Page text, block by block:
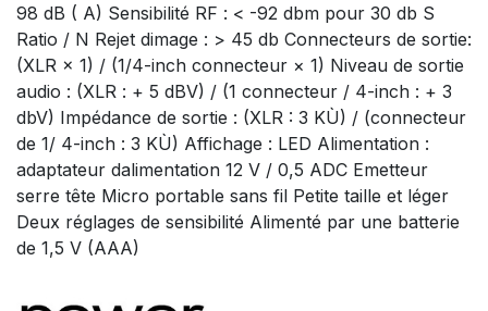
98 dB ( A) Sensibilité RF : < -92 dbm pour 30 db S
Ratio / N Rejet dimage : > 45 db Connecteurs de sortie:
(XLR × 1) / (1/4-inch connecteur × 1) Niveau de sortie
audio : (XLR : + 5 dBV) / (1 connecteur / 4-inch : + 3
dbV) Impédance de sortie : (XLR : 3 KÙ) / (connecteur
de 1/ 4-inch : 3 KÙ) Affichage : LED Alimentation :
adaptateur dalimentation 12 V / 0,5 ADC Emetteur
serre tête Micro portable sans fil Petite taille et léger
Deux réglages de sensibilité Alimenté par une batterie
de 1,5 V (AAA)